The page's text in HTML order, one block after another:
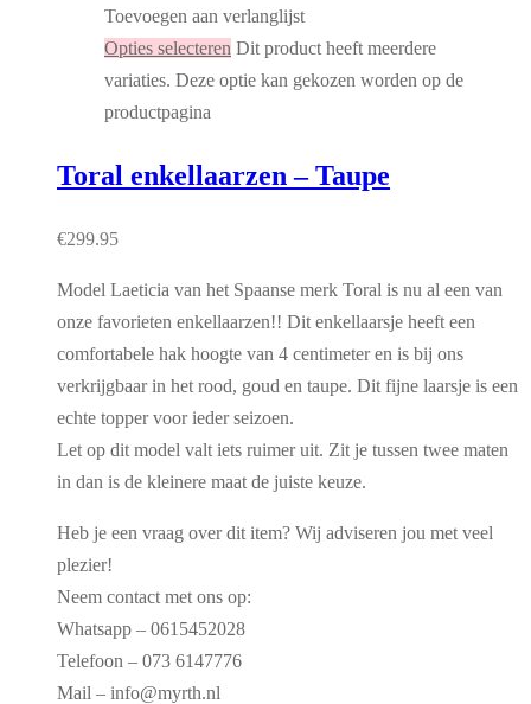
Toevoegen aan verlanglijst
Opties selecteren Dit product heeft meerdere
variaties. Deze optie kan gekozen worden op de
productpagina
Toral enkellaarzen – Taupe
€299.95
Model Laeticia van het Spaanse merk Toral is nu al een van
onze favorieten enkellaarzen!! Dit enkellaarsje heeft een
comfortabele hak hoogte van 4 centimeter en is bij ons
verkrijgbaar in het rood, goud en taupe. Dit fijne laarsje is een
echte topper voor ieder seizoen.
Let op dit model valt iets ruimer uit. Zit je tussen twee maten
in dan is de kleinere maat de juiste keuze.
Heb je een vraag over dit item? Wij adviseren jou met veel
plezier!
Neem contact met ons op:
Whatsapp – 0615452028
Telefoon – 073 6147776
Mail – info@myrth.nl